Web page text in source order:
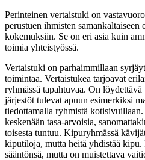
Perinteinen vertaistuki on
perustuen ihmisten samankaltaiseen
kokemuksiin. Se on eri asia kuin
toimia yhteistyössä.
Vertaistuki on parhaimmillaan
toimintaa. Vertaistukea tarjoavat
ryhmässä tapahtuvaa. On
järjestöt tulevat apuun esimerkiksi
tiedottamalla ryhmistä
keskenään tasa-arvoisia,
toisesta tuntuu. Kipuryhmässä
kiputiloja, mutta heitä yhdistää
sääntönsä, mutta on muistettava